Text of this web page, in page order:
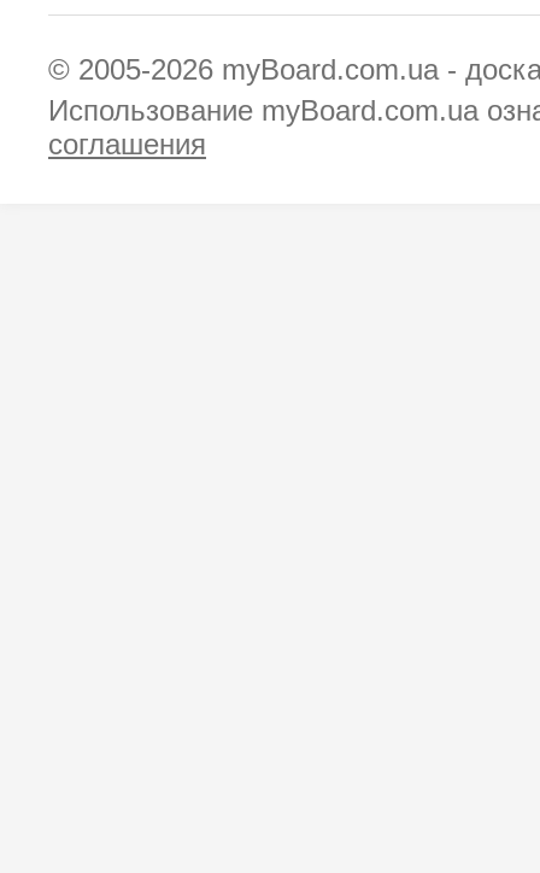
© 2005-2026 myBoard.com.ua -
Использование myBoard.com.ua
соглашения